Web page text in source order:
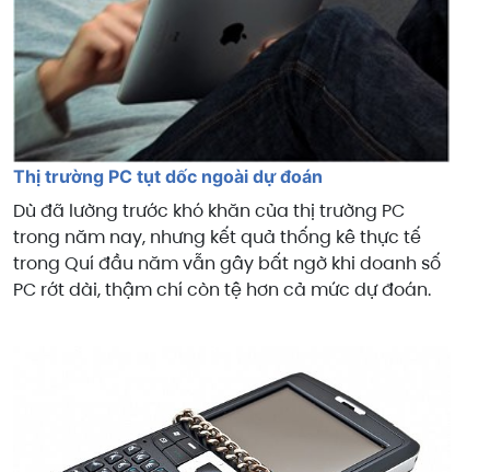
Thị trường PC tụt dốc ngoài dự đoán
Dù đã lường trước khó khăn của thị trường PC
trong năm nay, nhưng kết quả thống kê thực tế
trong Quí đầu năm vẫn gây bất ngờ khi doanh số
PC rớt dài, thậm chí còn tệ hơn cả mức dự đoán.